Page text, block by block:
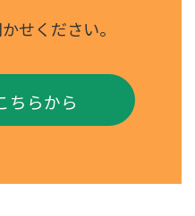
せください。
ちらから